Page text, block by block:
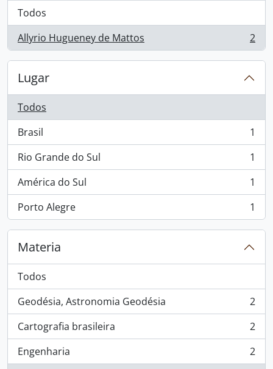
Todos
Allyrio Hugueney de Mattos
, 2 resultados 2
Lugar
Todos
Brasil
, 1 resultados
1
Rio Grande do Sul
, 1 resultados
1
América do Sul
, 1 resultados
1
Porto Alegre
, 1 resultados 1
Materia
Todos
Geodésia, Astronomia Geodésia
, 2 resultados
2
Cartografia brasileira
, 2 resultados
2
Engenharia
, 2 resultados
2